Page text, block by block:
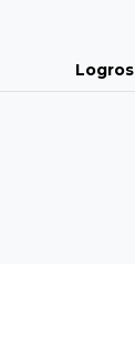
Logros